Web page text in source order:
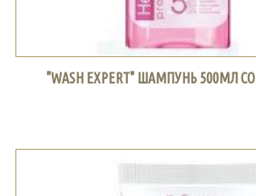
"WASH EXPERT" ШАМПУНЬ 500МЛ